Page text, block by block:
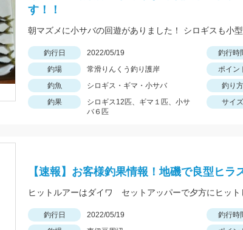
ジ
す！！
朝マズメに小サバの回遊がありました！ シロギスも小
釣行日 2022/05/19 釣行時
釣場
常滑りんくう釣り護岸
ポイン
釣魚
シロギス・ギマ・小サバ 釣り方
釣果
シロギス12匹、ギマ１匹、小サ
バ６匹
サイズ
【速報】お客様釣果情報！地磯で良型ヒラ
釣行日 2022/05/19 釣行時